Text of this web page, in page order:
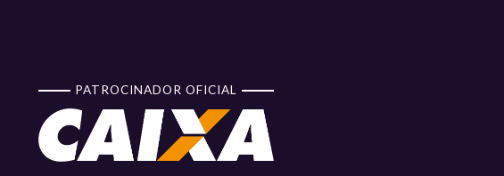
PATROCINADOR OFICIAL